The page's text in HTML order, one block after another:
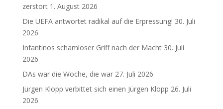
zerstört 1. August 2026
Die UEFA antwortet radikal auf die Erpressung! 30. Juli
2026
Infantinos schamloser Griff nach der Macht 30. Juli
2026
DAs war die Woche, die war 27. Juli 2026
Jürgen Klopp verbittet sich einen Jürgen Klopp 26. Juli
2026